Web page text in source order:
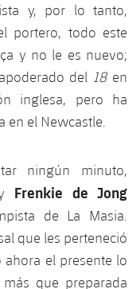
y, por lo tanto,
portero, todo este
y no le es nuevo;
del 18 en
inglesa, pero ha
en el Newcastle.
ningún minuto,
Frenkie de Jong
de La Masia.
que les perteneció
ahora el presente lo
que preparada